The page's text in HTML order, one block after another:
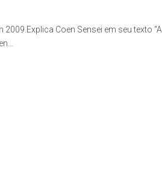
Coen Sensei em seu texto “A